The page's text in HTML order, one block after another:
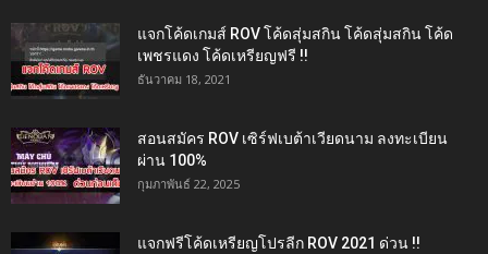
แจกโค้ดเกมส์ ROV โค้ดสุ่มสกิน โค้ดสุ่มสกิน โค้ด
เพชรแดง โค้ดเหรียญฟรี !!
ธันวาคม 18, 2021
สอนสมัคร ROV เซิร์ฟเบต้าเวียดนาม ลงทะเบียน
ผ่าน 100%
กุมภาพันธ์ 22, 2025
แจกฟรีโค้ดเหรียญโปรลีก ROV 2021 ด่วน !!